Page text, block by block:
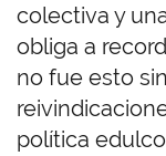
colectiva y
obliga a
no fue esto
política